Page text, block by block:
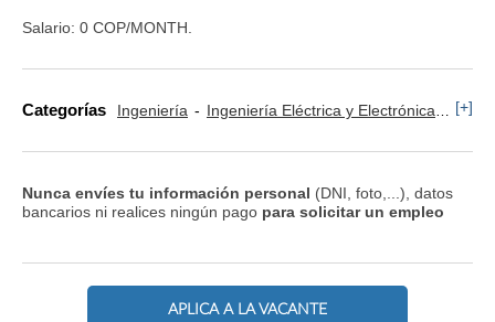
Salario: 0 COP/MONTH.
Categorías Ingeniería Ingeniería Eléctrica y Electrónica [+]
Nunca envíes tu información personal (DNI, foto,...), datos
bancarios ni realices ningún pago para solicitar un empleo
APLICA A LA VACANTE